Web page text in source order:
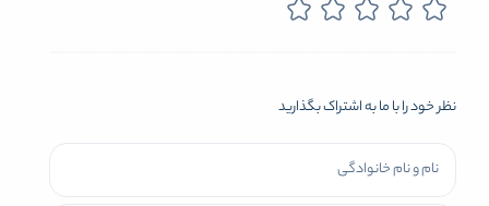
نظر خود را با ما به اشتراک بگذارید